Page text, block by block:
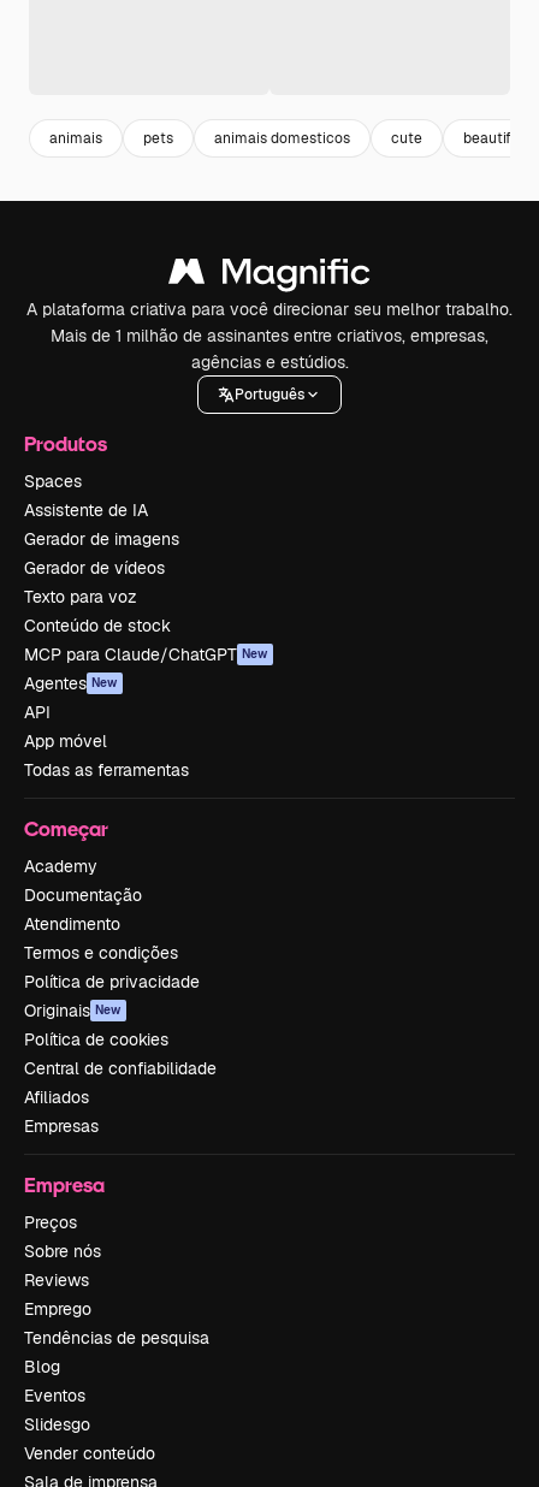
animais pets animais domesticos cute beautiful
A plataforma criativa para você direcionar seu melhor trabalho.
Mais de 1 milhão de assinantes entre criativos, empresas,
agências e estúdios.
Português
Produtos
Spaces
Assistente de IA
Gerador de imagens
Gerador de vídeos
Texto para voz
Conteúdo de stock
MCP para Claude/ChatGPT New
Agentes New
API
App móvel
Todas as ferramentas
Começar
Academy
Documentação
Atendimento
Termos e condições
Política de privacidade
Originais New
Política de cookies
Central de confiabilidade
Afiliados
Empresas
Empresa
Preços
Sobre nós
Reviews
Emprego
Tendências de pesquisa
Blog
Eventos
Slidesgo
Vender conteúdo
Sala de imprensa